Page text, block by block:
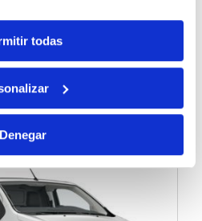
todas
Denegar
MODÈLES